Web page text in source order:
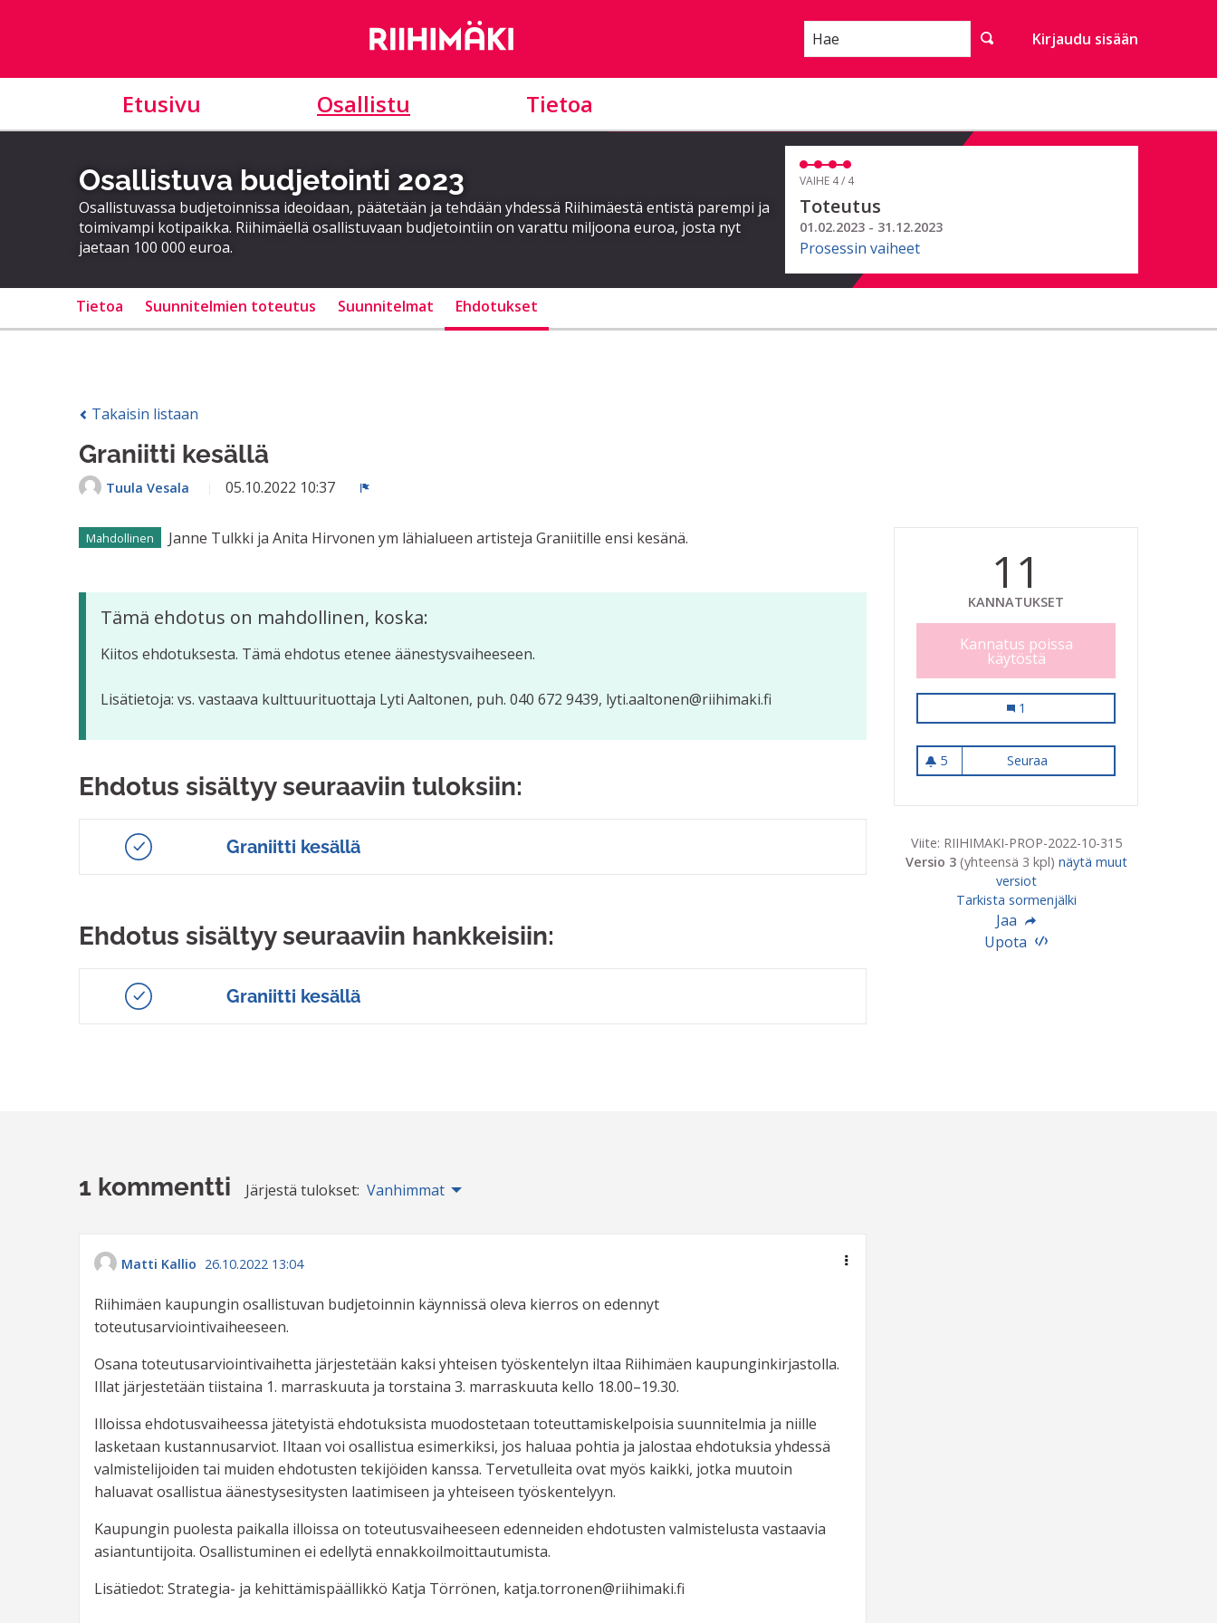
Hae Kirjaudu sisään
Etusivu Osallistu Tietoa
Osallistuva budjetointi 2023
Osallistuvassa budjetoinnissa ideoidaan, päätetään ja tehdään yhdessä Riihimäestä entistä parempi ja
toimivampi kotipaikka. Riihimäellä osallistuvaan budjetointiin on varattu miljoona euroa, josta nyt
jaetaan 100 000 euroa.
VAIHE 4 / 4
Toteutus
01.02.2023 - 31.12.2023
Prosessin vaiheet
Tietoa Suunnitelmien toteutus Suunnitelmat Ehdotukset
Takaisin listaan
Graniitti kesällä
Tuula Vesala 05.10.2022 10:37
Mahdollinen Janne Tulkki ja Anita Hirvonen ym lähialueen artisteja Graniitille ensi kesänä.
Tämä ehdotus on mahdollinen, koska:
Kiitos ehdotuksesta. Tämä ehdotus etenee äänestysvaiheeseen.
Lisätietoja: vs. vastaava kulttuurituottaja Lyti Aaltonen, puh. 040 672 9439, lyti.aaltonen@riihimaki.fi
Ehdotus sisältyy seuraaviin tuloksiin:
Graniitti kesällä
Ehdotus sisältyy seuraaviin hankkeisiin:
Graniitti kesällä
11
KANNATUKSET
Kannatus poissa
käytöstä
Graniitti kesällä
1
5
5 seuraajaa
Seuraa
Viite: RIIHIMAKI-PROP-2022-10-315
Versio 3(yhteensä 3 kpl) näytä muut
versiot
Tarkista sormenjälki
Jaa
Upota
1 kommentti Järjestä tulokset: Vanhimmat
Matti Kallio 26.10.2022 13:04
Riihimäen kaupungin osallistuvan budjetoinnin käynnissä oleva kierros on edennyt
toteutusarviointivaiheeseen.
Osana toteutusarviointivaihetta järjestetään kaksi yhteisen työskentelyn iltaa Riihimäen kaupunginkirjastolla.
Illat järjestetään tiistaina 1. marraskuuta ja torstaina 3. marraskuuta kello 18.00–19.30.
Illoissa ehdotusvaiheessa jätetyistä ehdotuksista muodostetaan toteuttamiskelpoisia suunnitelmia ja niille
lasketaan kustannusarviot. Iltaan voi osallistua esimerkiksi, jos haluaa pohtia ja jalostaa ehdotuksia yhdessä
valmistelijoiden tai muiden ehdotusten tekijöiden kanssa. Tervetulleita ovat myös kaikki, jotka muutoin
haluavat osallistua äänestysesitysten laatimiseen ja yhteiseen työskentelyyn.
Kaupungin puolesta paikalla illoissa on toteutusvaiheeseen edenneiden ehdotusten valmistelusta vastaavia
asiantuntijoita. Osallistuminen ei edellytä ennakkoilmoittautumista.
Lisätiedot: Strategia- ja kehittämispäällikkö Katja Törrönen, katja.torronen@riihimaki.fi